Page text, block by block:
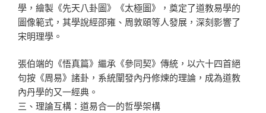
學，繪製《先天八卦圖》《太極圖》，奠定了道教易學的
圖像範式，其學說經邵雍、周敦頤等人發展，深刻影響了
宋明理學。
張伯端的《悟真篇》繼承《參同契》傳統，以六十四首絕
句按《周易》諸卦，系統闡發內丹修煉的理論，成為道教
內丹學的又一經典。
三、理論互構：道易合一的哲學架構